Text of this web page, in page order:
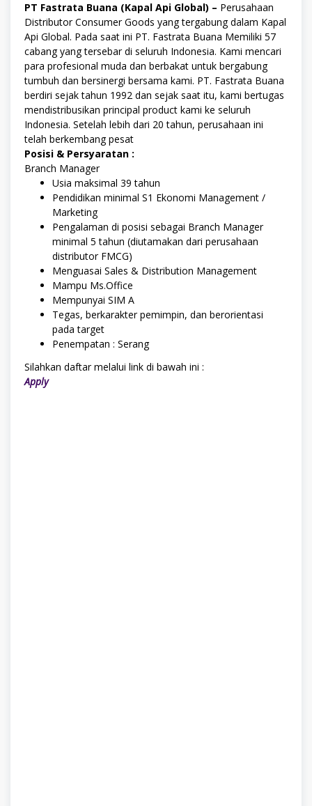
PT Fastrata Buana (Kapal Api Global) – Perusahaan
Distributor Consumer Goods yang tergabung dalam Kapal
Api Global. Pada saat ini PT. Fastrata Buana Memiliki 57
cabang yang tersebar di seluruh Indonesia. Kami mencari
para profesional muda dan berbakat untuk bergabung
tumbuh dan bersinergi bersama kami. PT. Fastrata Buana
berdiri sejak tahun 1992 dan sejak saat itu, kami bertugas
mendistribusikan principal product kami ke seluruh
Indonesia. Setelah lebih dari 20 tahun, perusahaan ini
telah berkembang pesat
Posisi & Persyaratan :
Branch Manager
Usia maksimal 39 tahun
Pendidikan minimal S1 Ekonomi Management /
Marketing
Pengalaman di posisi sebagai Branch Manager
minimal 5 tahun (diutamakan dari perusahaan
distributor FMCG)
Menguasai Sales & Distribution Management
Mampu Ms.Office
Mempunyai SIM A
Tegas, berkarakter pemimpin, dan berorientasi
pada target
Penempatan : Serang
Silahkan daftar melalui link di bawah ini :
Apply